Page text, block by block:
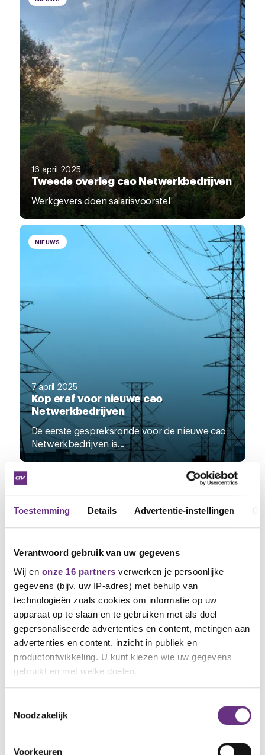
Toestemming Details Advertentie-instellingen
Verantwoord gebruik van uw gegevens
Wij en onze 16 partners verwerken je persoonlijke
gegevens (bijv. uw IP-adres) met behulp van
technologieën zoals cookies om informatie op uw
apparaat op te slaan en te gebruiken met als doel
gepersonaliseerde advertenties en content, metingen aan
advertenties en content, inzicht in publiek en
productontwikkeling. U kunt kiezen wie uw gegevens
gebruikt en met welke doelen.
Informatie verzamelen over uw geografische
Uw apparaat identificeren door het actief te
Noodzakelijk
Voorkeuren
16 april 2025
Tweede overleg cao Netwerkbedrijven
Werkgevers doen salarisvoorstel
NIEUWS
7 april 2025
Kop eraf voor nieuwe cao
Netwerkbedrijven
De eerste gespreksronde voor de nieuwe cao
Netwerkbedrijven is...
31 maart 2025
CNV: looneis tot 6% voor nieuwe cao
Netwerkbedrijven
Salaris is voor de leden van CNV bij
Netwerkbedrijven het...